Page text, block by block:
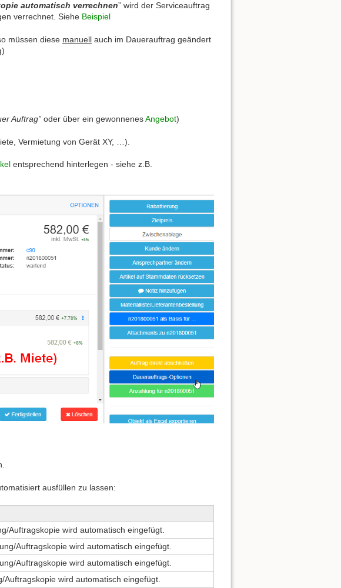
automatisch verrechnen” wird der Serviceauftrag
verrechnet. Siehe Beispiel
müssen diese manuell auch im Dauerauftrag geändert
Auftrag” oder über ein gewonnenesAngebot)
Vermietung von Gerät XY, …).
entsprechend hinterlegen - siehe z.B.
ausfüllen zu lassen:
Auftragskopie wird automatisch eingefügt.
Auftragskopie wird automatisch eingefügt.
Auftragskopie wird automatisch eingefügt.
wird automatisch eingefügt.